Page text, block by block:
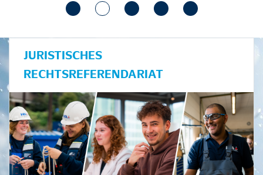
JURISTISCHES
RECHTSREFERENDARIAT